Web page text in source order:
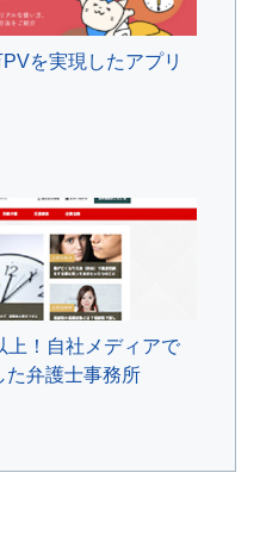
を実現したアプリ
上！自社メディアで
た弁護士事務所